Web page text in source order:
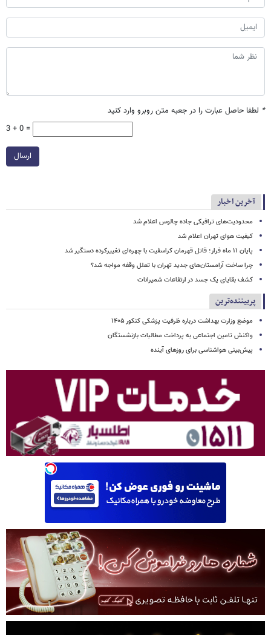
* لطفا حاصل عبارت را در جعبه متن روبرو وارد کنید
3 + 0 =
ارسال
آخرین اخبار
محدودیت‌های ترافیکی جاده چالوس اعلام شد
کیفیت هوای تهران اعلام شد
پایان ۱۱ ماه فرار؛ قاتل قهرمان کراسفیت با چهره‌ای تغییرکرده دستگیر شد
چرا ساخت آرامستان‌های جدید تهران با تعلل وقفه مواجه شد؟
کشف بقایای یک جسد در ارتفاعات شمیرانات
پربیننده‌ترین
موضع وزارت بهداشت درباره ظرفیت پزشکی کنکور ۱۴۰۵
واکنش تامین اجتماعی به پرداخت مطالبات بازنشستگان
پیش‌بینی هواشناسی برای روزهای آینده